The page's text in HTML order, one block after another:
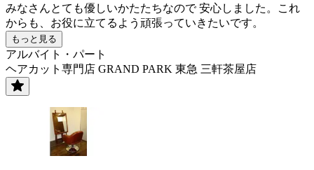
みなさんとても優しいかたたちなので 安心しました。これ
からも、お役に立てるよう頑張っていきたいです。
もっと見る
アルバイト・パート
ヘアカット専門店 GRAND PARK 東急 三軒茶屋店